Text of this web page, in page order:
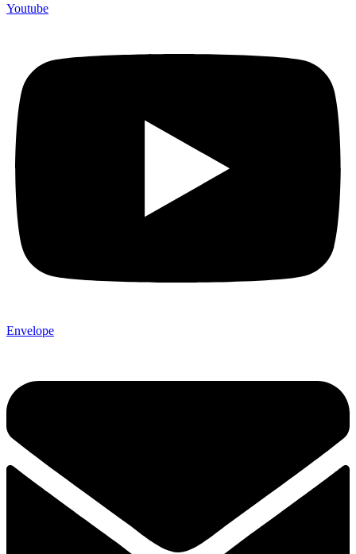
Youtube
Envelope